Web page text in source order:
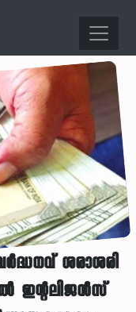
ശരാശരി
ഇന്റലിജൻസ്